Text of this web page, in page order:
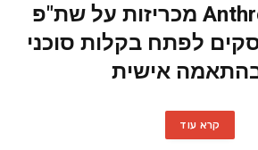
Intuit ו-Anthropic מכריזות על שת"פ
לפתח בקלות סוכני
קרא עוד